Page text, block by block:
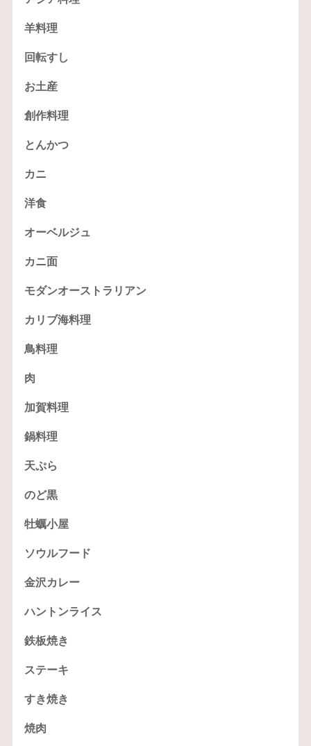
羊料理
回転すし
お土産
創作料理
とんかつ
カニ
洋食
オーベルジュ
カニ面
モダンオーストラリアン
カリブ海料理
鳥料理
肉
加賀料理
鍋料理
天ぷら
のど黒
牡蠣小屋
ソウルフード
金沢カレー
ハントンライス
鉄板焼き
ステーキ
すき焼き
焼肉